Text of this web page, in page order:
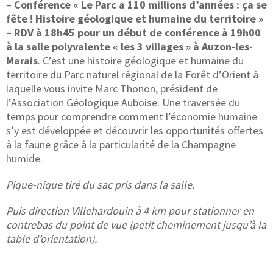
– Conférence « Le Parc a 110 millions d’années : ça se
fête ! Histoire géologique et humaine du territoire »
– RDV à 18h45 pour un début de conférence à 19h00
à la salle polyvalente « les 3 villages » à Auzon-les-
Marais. C’est une histoire géologique et humaine du
territoire du Parc naturel régional de la Forêt d’Orient à
laquelle vous invite Marc Thonon, président de
l’Association Géologique Auboise. Une traversée du
temps pour comprendre comment l’économie humaine
s’y est développée et découvrir les opportunités offertes
à la faune grâce à la particularité de la Champagne
humide.
Pique-nique tiré du sac pris dans la salle.
Puis direction Villehardouin à 4 km pour stationner en
contrebas du point de vue (petit cheminement jusqu’à la
table d’orientation).